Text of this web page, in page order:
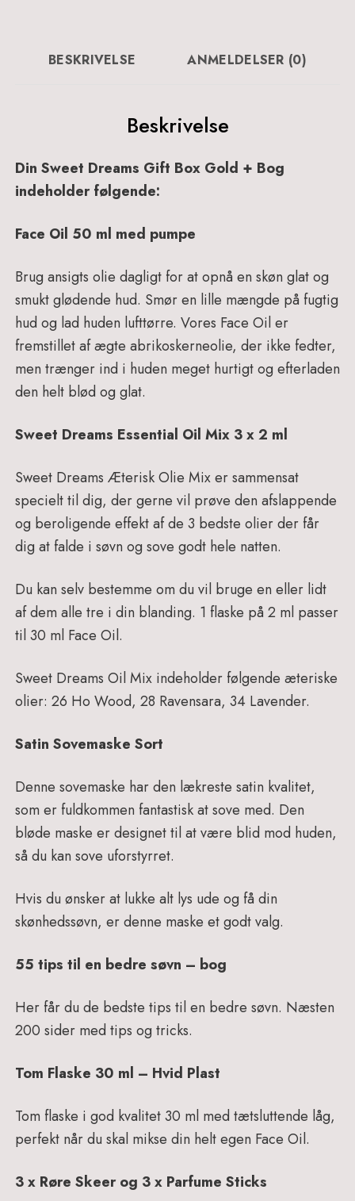
BESKRIVELSE ANMELDELSER (0)
Beskrivelse
Din Sweet Dreams Gift Box Gold + Bog
indeholder følgende:
Face Oil 50 ml med pumpe
Brug ansigts olie dagligt for at opnå en skøn glat og
smukt glødende hud. Smør en lille mængde på fugtig
hud og lad huden lufttørre. Vores Face Oil er
fremstillet af ægte abrikoskerneolie, der ikke fedter,
men trænger ind i huden meget hurtigt og efterladen
den helt blød og glat.
Sweet Dreams Essential Oil Mix 3 x 2 ml
Sweet Dreams Æterisk Olie Mix er sammensat
specielt til dig, der gerne vil prøve den afslappende
og beroligende effekt af de 3 bedste olier der får
dig at falde i søvn og sove godt hele natten.
Du kan selv bestemme om du vil bruge en eller lidt
af dem alle tre i din blanding. 1 flaske på 2 ml passer
til 30 ml Face Oil.
Sweet Dreams Oil Mix indeholder følgende æteriske
olier: 26 Ho Wood, 28 Ravensara, 34 Lavender.
Satin Sovemaske Sort
Denne sovemaske har den lækreste satin kvalitet,
som er fuldkommen fantastisk at sove med. Den
bløde maske er designet til at være blid mod huden,
så du kan sove uforstyrret.
Hvis du ønsker at lukke alt lys ude og få din
skønhedssøvn, er denne maske et godt valg.
55 tips til en bedre søvn – bog
Her får du de bedste tips til en bedre søvn. Næsten
200 sider med tips og tricks.
Tom Flaske 30 ml – Hvid Plast
Tom flaske i god kvalitet 30 ml med tætsluttende låg,
perfekt når du skal mikse din helt egen Face Oil.
3 x Røre Skeer og 3 x Parfume Sticks